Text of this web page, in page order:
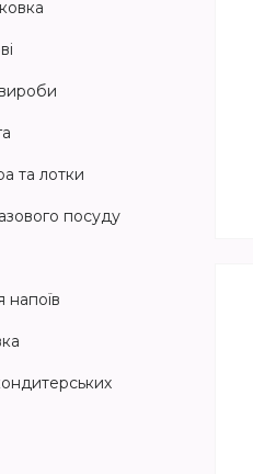
та лотки
посуду
напоїв